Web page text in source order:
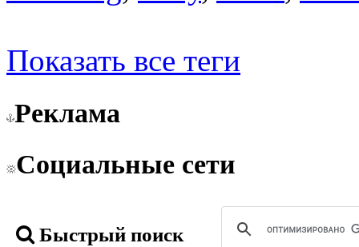
Показать все теги
Реклама
Социальные сети
Быстрый поиск